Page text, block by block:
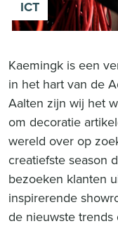
ICT
Kaemingk is een
in het hart van de
Aalten zijn wij het
om decoratie
wereld over op
creatiefste season
bezoeken klanten
inspirerende
de nieuwste